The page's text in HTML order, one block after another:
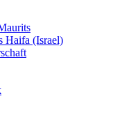
Haifa (Israel)